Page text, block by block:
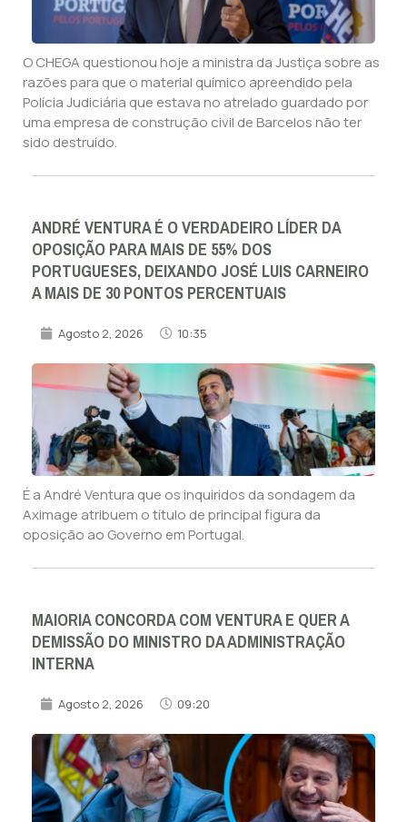
O CHEGA questionou hoje a ministra da Justiça sobre as
razões para que o material químico apreendido pela
Polícia Judiciária que estava no atrelado guardado por
uma empresa de construção civil de Barcelos não ter
sido destruído.
ANDRÉ VENTURA É O VERDADEIRO LÍDER DA
OPOSIÇÃO PARA MAIS DE 55% DOS
PORTUGUESES, DEIXANDO JOSÉ LUIS CARNEIRO
A MAIS DE 30 PONTOS PERCENTUAIS
Agosto 2, 2026 10:35
É a André Ventura que os inquiridos da sondagem da
Aximage atribuem o título de principal figura da
oposição ao Governo em Portugal.
MAIORIA CONCORDA COM VENTURA E QUER A
DEMISSÃO DO MINISTRO DA ADMINISTRAÇÃO
INTERNA
Agosto 2, 2026 09:20